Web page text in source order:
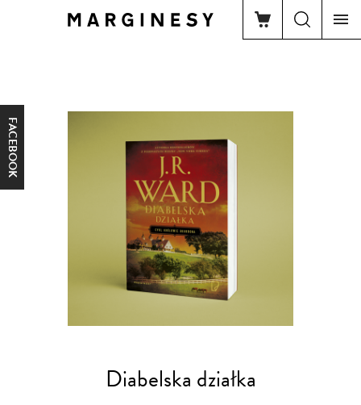
FACEBOOK
Diabelska działka